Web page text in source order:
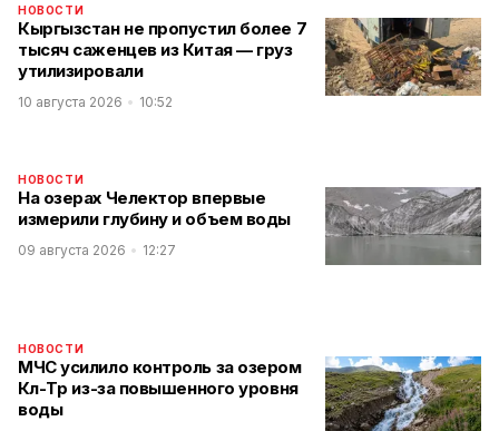
НОВОСТИ
Кыргызстан не пропустил более 7
тысяч саженцев из Китая — груз
утилизировали
10 августа 2026 10:52
НОВОСТИ
На озерах Челектор впервые
измерили глубину и объем воды
09 августа 2026 12:27
НОВОСТИ
МЧС усилило контроль за озером
Көл-Төр из-за повышенного уровня
воды